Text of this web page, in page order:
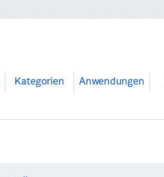
Kategorien Anwendungen